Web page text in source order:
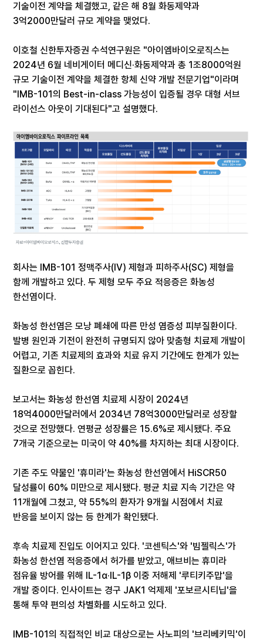
기술이전 계약을 체결했고, 같은 해 8월 화동제약과
3억2000만달러 규모 계약을 맺었다.
이호철 신한투자증권 수석연구원은 "아이엠바이오로직스는
2024년 6월 네비게이터 메디신·화동제약과 총 1조8000억원
규모 기술이전 계약을 체결한 항체 신약 개발 전문기업"이라며
"IMB-101의 Best-in-class 가능성이 입증될 경우 대형 서브
라이선스 아웃이 기대된다"고 설명했다.
회사는 IMB-101 정맥주사(IV) 제형과 피하주사(SC) 제형을
함께 개발하고 있다. 두 제형 모두 주요 적응증은 화농성
한선염이다.
화농성 한선염은 모낭 폐쇄에 따른 만성 염증성 피부질환이다.
발병 원인과 기전이 완전히 규명되지 않아 맞춤형 치료제 개발이
어렵고, 기존 치료제의 효과와 치료 유지 기간에도 한계가 있는
질환으로 꼽힌다.
보고서는 화농성 한선염 치료제 시장이 2024년
18억4000만달러에서 2034년 78억3000만달러로 성장할
것으로 전망했다. 연평균 성장률은 15.6%로 제시됐다. 주요
7개국 기준으로는 미국이 약 40%를 차지하는 최대 시장이다.
기존 주도 약물인 '휴미라'는 화농성 한선염에서 HiSCR50
달성률이 60% 미만으로 제시됐다. 평균 치료 지속 기간은 약
11개월에 그쳤고, 약 55%의 환자가 9개월 시점에서 치료
반응을 보이지 않는 등 한계가 확인됐다.
후속 치료제 진입도 이어지고 있다. '코센틱스'와 '빔젤릭스'가
화농성 한선염 적응증에서 허가를 받았고, 애브비는 휴미라
점유율 방어를 위해 IL-1α·IL-1β 이중 저해제 '루티키주맙'을
개발 중이다. 인사이트는 경구 JAK1 억제제 '포보르시티닙'을
통해 투약 편의성 차별화를 시도하고 있다.
IMB-101의 직접적인 비교 대상으로는 사노피의 '브리베키믹'이